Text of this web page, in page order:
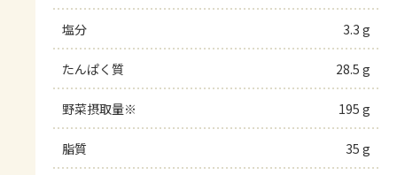
塩分 3.3 g
たんぱく質 28.5 g
野菜摂取量※ 195 g
脂質 35 g